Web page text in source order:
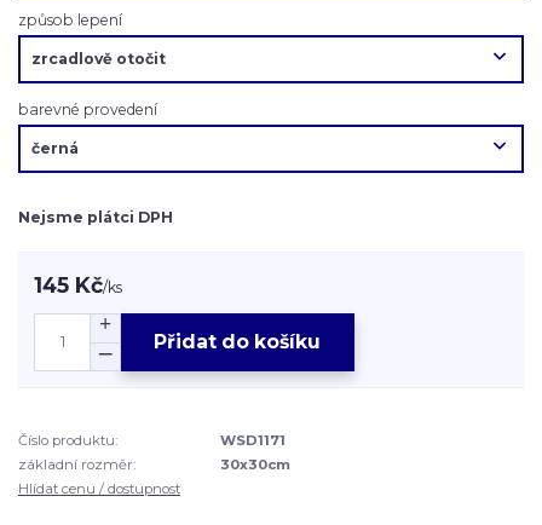
způsob lepení
barevné provedení
Nejsme plátci DPH
145 Kč/ks
Přidat do košíku
Číslo produktu:
WSD1171
základní rozměr:
30x30cm
Hlídat cenu / dostupnost